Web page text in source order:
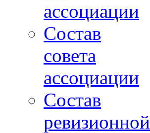
ассоциации
Состав
совета
ассоциации
Состав
ревизионной